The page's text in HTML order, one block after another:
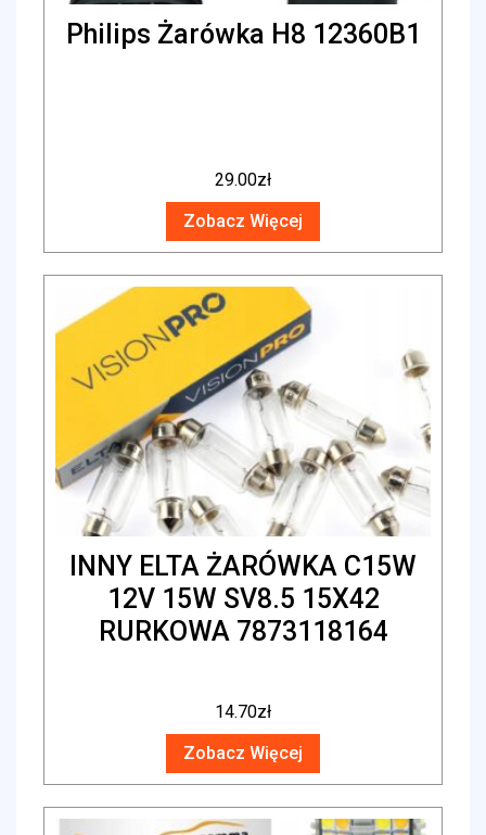
Philips Żarówka H8 12360B1
29.00zł
Zobacz Więcej
INNY ELTA ŻARÓWKA C15W
12V 15W SV8.5 15X42
RURKOWA 7873118164
14.70zł
Zobacz Więcej